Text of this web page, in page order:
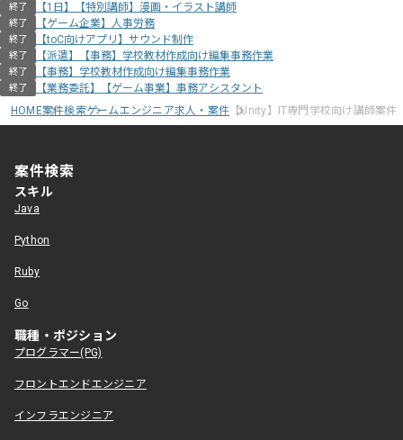
終了 【1日】【特別講師】漫画・イラスト講師
終了 【ゲーム企業】人事労務
終了 【toC向けアプリ】サウンド制作
終了 【派遣】【事務】学校教材作成向け編集事務作業
終了 【事務】学校教材作成向け編集事務作業
終了
【業務委託】【ゲーム事業】事務アシスタント
HOME案件検索ゲームエンジニア求人・案件 【Unity】IT専門学校向け講師案件
案件検索
スキル
Java
Python
Ruby
Go
職種・ポジション
プログラマー(PG)
フロントエンドエンジニア
インフラエンジニア